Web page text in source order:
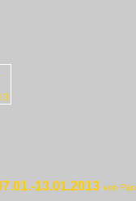
13.01.2013 von